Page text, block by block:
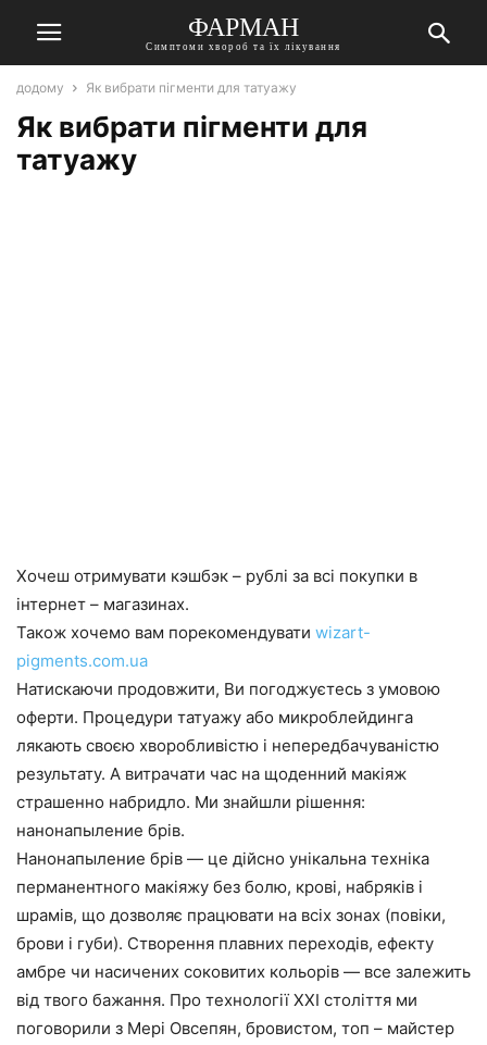
ФАРМАН
Симптоми хвороб та їх лікування
додому Як вибрати пігменти для татуажу
Як вибрати пігменти для
татуажу
Хочеш отримувати кэшбэк – рублі за всі покупки в
інтернет – магазинах.
Також хочемо вам порекомендувати wizart-
pigments.com.ua
Натискаючи продовжити, Ви погоджуєтесь з умовою
оферти. Процедури татуажу або микроблейдинга
лякають своєю хворобливістю і непередбачуваністю
результату. А витрачати час на щоденний макіяж
страшенно набридло. Ми знайшли рішення:
нанонапыление брів.
Нанонапыление брів — це дійсно унікальна техніка
перманентного макіяжу без болю, крові, набряків і
шрамів, що дозволяє працювати на всіх зонах (повіки,
брови і губи). Створення плавних переходів, ефекту
амбре чи насичених соковитих кольорів — все залежить
від твого бажання. Про технології ХХІ століття ми
поговорили з Мері Овсепян, бровистом, топ – майстер